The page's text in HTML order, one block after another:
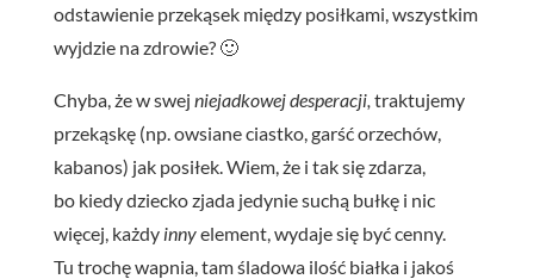
odstawienie przekąsek między posiłkami, wszystkim
wyjdzie na zdrowie? 🙂
Chyba, że w swej niejadkowej desperacji, traktujemy
przekąskę (np. owsiane ciastko, garść orzechów,
kabanos) jak posiłek. Wiem, że i tak się zdarza,
bo kiedy dziecko zjada jedynie suchą bułkę i nic
więcej, każdy innyelement, wydaje się być cenny.
Tu trochę wapnia, tam śladowa ilość białka i jakoś